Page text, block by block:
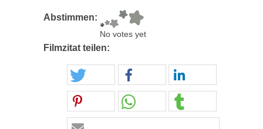
Abstimmen:
No votes yet
Filmzitat teilen: